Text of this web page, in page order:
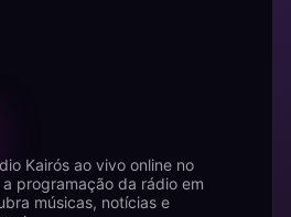
Kairós ao vivo online no
programação da rádio em
músicas, notícias e